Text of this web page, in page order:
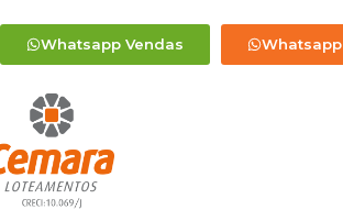
Whatsapp Vendas